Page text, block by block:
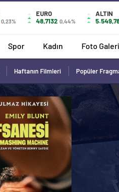
0,23%
EURO
48,7132 0,44%
ALTIN
Spor Kadın Foto Galeri
Haftanın Filmleri Popüler